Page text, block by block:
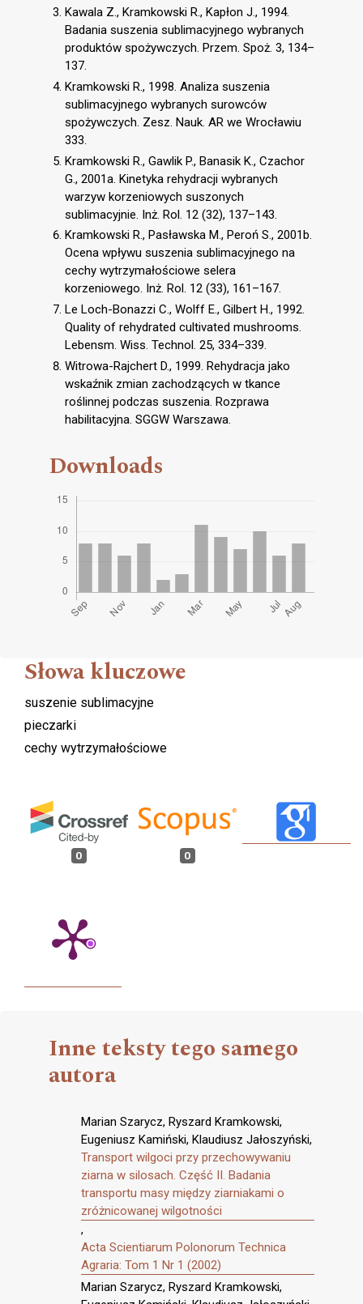
Kawala Z., Kramkowski R., Kapłon J., 1994.
Badania suszenia sublimacyjnego wybranych
produktów spożywczych. Przem. Spoż. 3, 134–
137.
Kramkowski R., 1998. Analiza suszenia
sublimacyjnego wybranych surowców
spożywczych. Zesz. Nauk. AR we Wrocławiu
333.
Kramkowski R., Gawlik P., Banasik K., Czachor
G., 2001a. Kinetyka rehydracji wybranych
warzyw korzeniowych suszonych
sublimacyjnie. Inż. Rol. 12 (32), 137–143.
Kramkowski R., Pasławska M., Peroń S., 2001b.
Ocena wpływu suszenia sublimacyjnego na
cechy wytrzymałościowe selera
korzeniowego. Inż. Rol. 12 (33), 161–167.
Le Loch-Bonazzi C., Wolff E., Gilbert H., 1992.
Quality of rehydrated cultivated mushrooms.
Lebensm. Wiss. Technol. 25, 334–339.
Witrowa-Rajchert D., 1999. Rehydracja jako
wskaźnik zmian zachodzących w tkance
roślinnej podczas suszenia. Rozprawa
habilitacyjna. SGGW Warszawa.
Downloads
Słowa kluczowe
suszenie sublimacyjne
pieczarki
cechy wytrzymałościowe
0 0
Inne teksty tego samego
autora
Marian Szarycz, Ryszard Kramkowski,
Eugeniusz Kamiński, Klaudiusz Jałoszyński,
Transport wilgoci przy przechowywaniu
ziarna w silosach. Część II. Badania
transportu masy między ziarniakami o
zróżnicowanej wilgotności
,
Acta Scientiarum Polonorum Technica
Agraria: Tom 1 Nr 1 (2002)
Marian Szarycz, Ryszard Kramkowski,